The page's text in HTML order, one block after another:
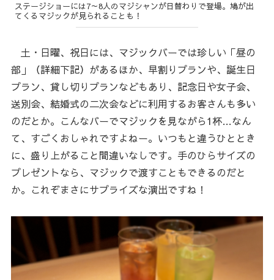
ステージショーには7～8人のマジシャンが日替わりで登場。鳩が出
てくるマジックが見られることも！
土・日曜、祝日には、マジックバーでは珍しい「昼の
部」（詳細下記）があるほか、早割りプランや、誕生日
プラン、貸し切りプランなどもあり、記念日や女子会、
送別会、結婚式の二次会などに利用するお客さんも多い
のだとか。こんなバーでマジックを見ながら1杯…なん
て、すごくおしゃれですよねー。いつもと違うひととき
に、盛り上がること間違いなしです。手のひらサイズの
プレゼントなら、マジックで渡すこともできるのだと
か。これぞまさにサプライズな演出ですね！